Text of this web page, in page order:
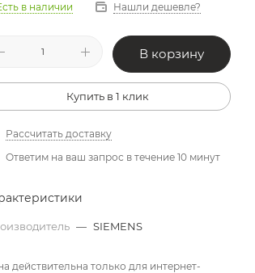
в наличии Нашли дешевле?
В корзину
Купить в 1 клик
Рассчитать доставку
Ответим на ваш запрос в течение 10 минут
— SIEMENS
действительна только для интернет-